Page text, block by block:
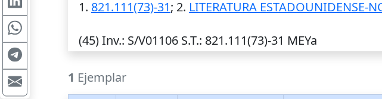
1. 821.111(73)-31; 2. LITERATURA ESTADOUNIDENSE-
(45)Inv.: S/V01106 S.T.: 821.111(73)-31 MEYa
1 Ejemplar